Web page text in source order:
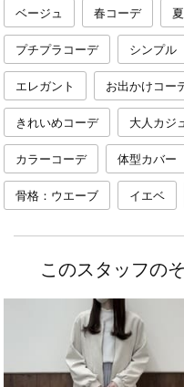
ベージュ 春コーデ
プチプラコーデ シンプル
エレガント お出かけコー
きれいめコーデ 大人カジ
カラーコーデ 体型カバー
骨格：ウエーブ イエベ
このスタッフの